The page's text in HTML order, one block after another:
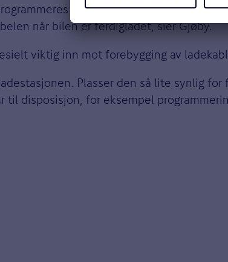
til å låse kabelen også
når bilen er ferdigladet, sier Gjøby.
viktig inn mot forebygging av
Plasser den så lite synlig
til disposisjon, for eksempel